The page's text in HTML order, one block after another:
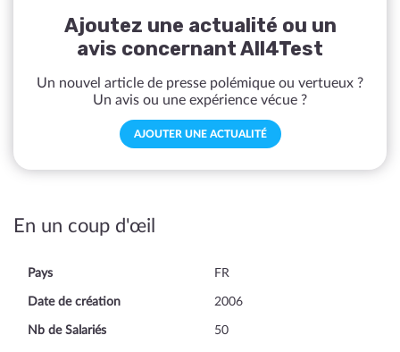
Ajoutez une actualité ou un
avis concernant All4Test
Un nouvel article de presse polémique ou vertueux ?
Un avis ou une expérience vécue ?
AJOUTER UNE ACTUALITÉ
En un coup d'œil
Pays FR
Date de création 2006
Nb de Salariés 50